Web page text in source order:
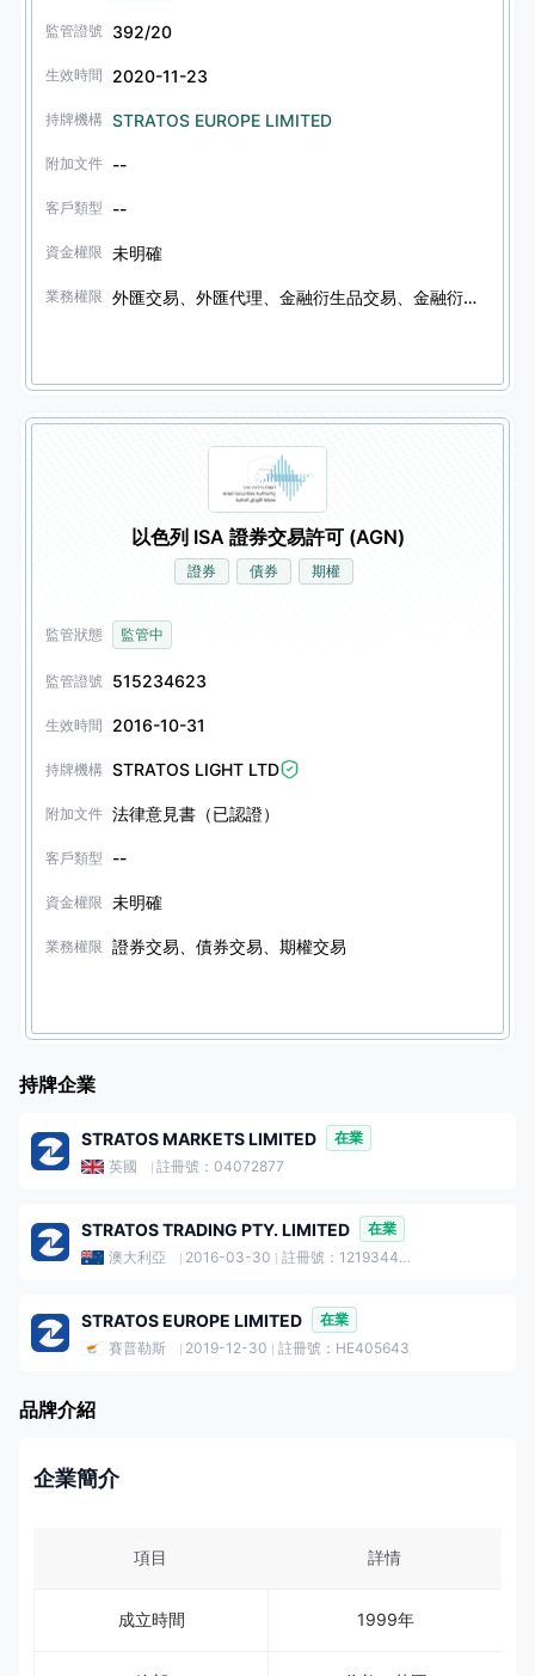
監管證號 392/20
生效時間 2020-11-23
持牌機構 STRATOS EUROPE LIMITED
附加文件 --
客戶類型 --
資金權限 未明確
業務權限 外匯交易、外匯代理、金融衍生品交易、金融衍生品代理、證券交易、證券代理、其他金融產品交易、其他金融產品代理
以色列 ISA 證券交易許可 (AGN)
證券 債券 期權
監管狀態 監管中
監管證號 515234623
生效時間 2016-10-31
持牌機構 STRATOS LIGHT LTD
附加文件 法律意見書（已認證）
客戶類型 --
資金權限 未明確
業務權限 證券交易、債券交易、期權交易
持牌企業
STRATOS MARKETS LIMITED
在業
英國
註冊號：04072877
STRATOS TRADING PTY. LIMITED
在業
澳大利亞
2016-03-30 註冊號：121934432
STRATOS EUROPE LIMITED
在業
賽普勒斯
2019-12-30 註冊號：HE405643
品牌介紹
企業簡介
項目 詳情
成立時間 1999年